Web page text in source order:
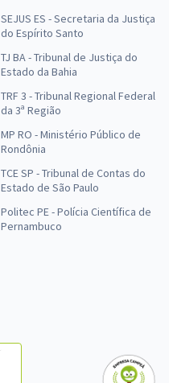
SEJUS ES - Secretaria da Justiça
do Espírito Santo
TJ BA - Tribunal de Justiça do
Estado da Bahia
TRF 3 - Tribunal Regional Federal
da 3ª Região
MP RO - Ministério Público de
Rondônia
TCE SP - Tribunal de Contas do
Estado de São Paulo
Politec PE - Polícia Científica de
Pernambuco